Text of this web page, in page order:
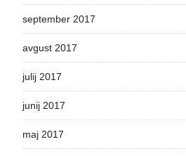
september 2017
avgust 2017
julij 2017
junij 2017
maj 2017